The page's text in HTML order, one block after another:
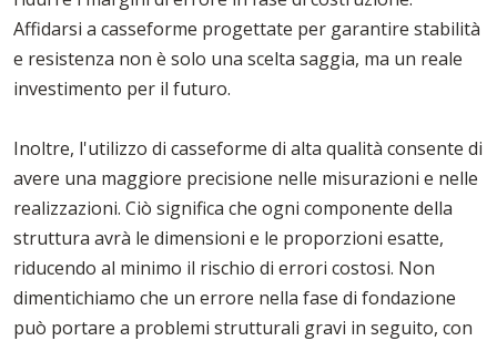
Affidarsi a casseforme progettate per garantire stabilità
e resistenza non è solo una scelta saggia, ma un reale
investimento per il futuro.
Inoltre, l'utilizzo di casseforme di alta qualità consente di
avere una maggiore precisione nelle misurazioni e nelle
realizzazioni. Ciò significa che ogni componente della
struttura avrà le dimensioni e le proporzioni esatte,
riducendo al minimo il rischio di errori costosi. Non
dimentichiamo che un errore nella fase di fondazione
può portare a problemi strutturali gravi in seguito, con